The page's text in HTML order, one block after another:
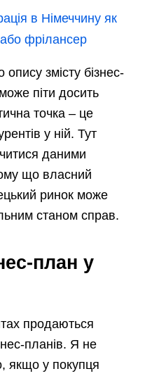
в Німеччину як
фрілансер
змісту бізнес-
піти досить
точка – це
у ній. Тут
даними
що власний
ринок може
станом справ.
план у
продаються
планів. Я не
якщо у покупця